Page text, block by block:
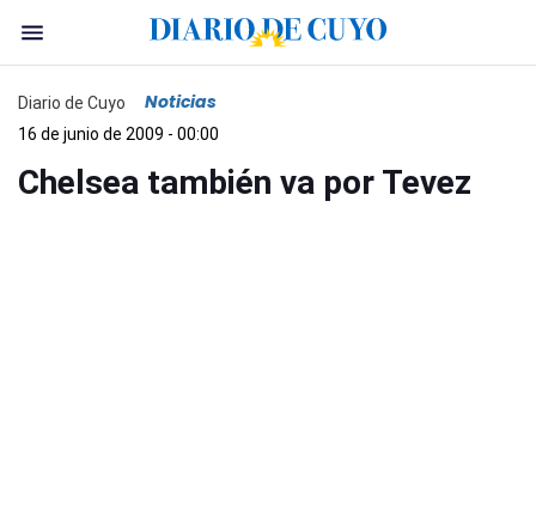
Diario de Cuyo Noticias
16 de junio de 2009 - 00:00
Chelsea también va por Tevez